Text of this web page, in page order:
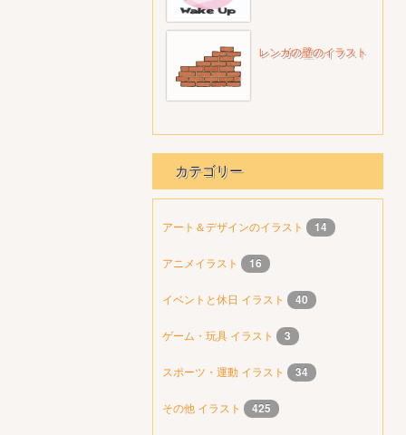
レンガの壁のイラスト
カテゴリー
アート＆デザインのイラスト 14
アニメイラスト 16
イベントと休日 イラスト 40
ゲーム・玩具 イラスト 3
スポーツ・運動 イラスト 34
その他 イラスト 425